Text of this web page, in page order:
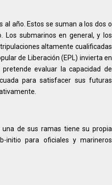
año. Estos se suman a los dos o
Los submarinos en general, y los
altamente cualificadas
de Liberación (EPL) invierta en
evaluar la capacidad de
para satisfacer sus futuras
de sus ramas tiene su propia
initio para oficiales y marineros